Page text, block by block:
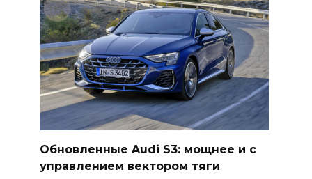
Обновленные Audi S3: мощнее и с
управлением вектором тяги